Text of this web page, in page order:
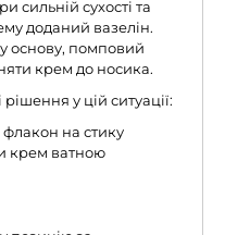
сильній сухості та
доданий вазелін.
основу, помповий
крем до носика.
у цій ситуації:
на стику
крем ватною